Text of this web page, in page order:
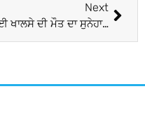
Next
ਖਾਲਸੇ ਦੀ ਮੌਤ ਦਾ ਸੁਨੇਹਾ…